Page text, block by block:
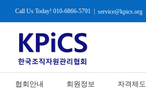
Call Us Today! 010-6866-5791 | service@kpics.org
협회안내 회원정보 자격제도